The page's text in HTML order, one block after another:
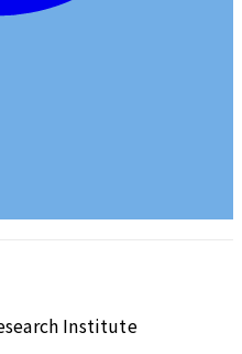
Institute